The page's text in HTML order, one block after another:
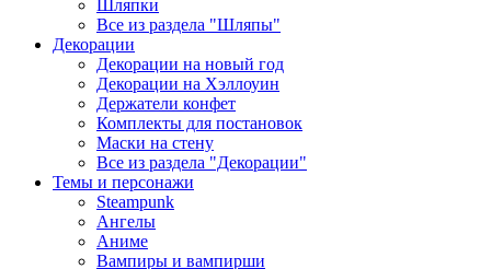
Шляпки
Все из раздела "Шляпы"
Декорации
Декорации на новый год
Декорации на Хэллоуин
Держатели конфет
Комплекты для постановок
Маски на стену
Все из раздела "Декорации"
Темы и персонажи
Steampunk
Ангелы
Аниме
Вампиры и вампирши